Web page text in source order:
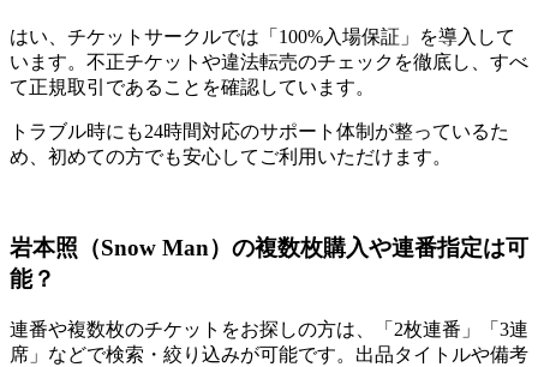
はい、チケットサークルでは「100%入場保証」を導入して
います。不正チケットや違法転売のチェックを徹底し、すべ
て正規取引であることを確認しています。
トラブル時にも24時間対応のサポート体制が整っているた
め、初めての方でも安心してご利用いただけます。
岩本照（Snow Man）の複数枚購入や連番指定は可
能？
連番や複数枚のチケットをお探しの方は、「2枚連番」「3連
席」などで検索・絞り込みが可能です。出品タイトルや備考